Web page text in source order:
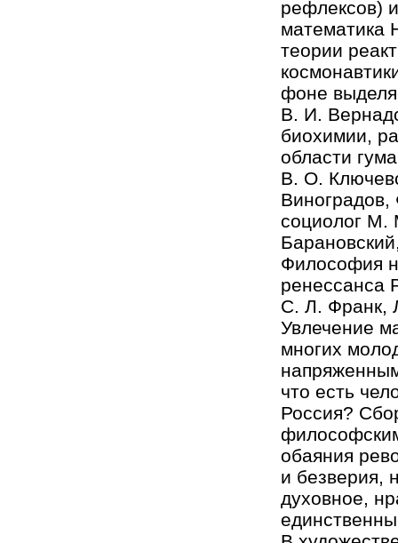
рефлексов)
математика
теории
фоне
B. И.
биохимии,
области
В. О.
социолог М.
Философия
ренессанса
C. Л. Франк,
Увлечение
многих
что есть
Россия?
обаяния
и безверия,
духовное,